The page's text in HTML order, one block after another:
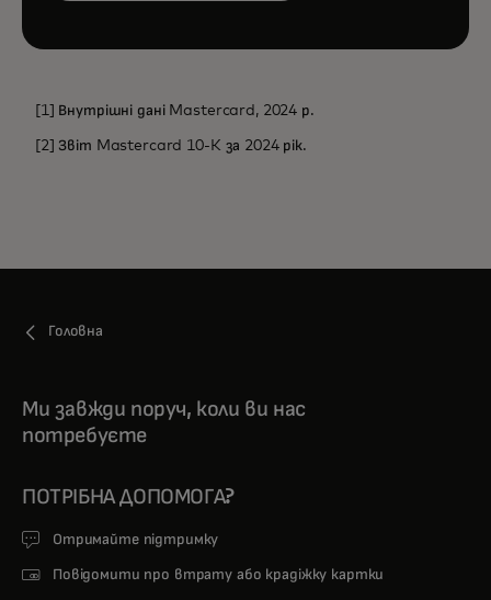
[1] Внутрішні дані Mastercard, 2024 р.
[2] Звіт Mastercard 10-K за 2024 рік.
Головна
Ми завжди поруч, коли ви нас
потребуєте
ПОТРІБНА ДОПОМОГА?
Отримайте підтримку
Повідомити про втрату або крадіжку картки